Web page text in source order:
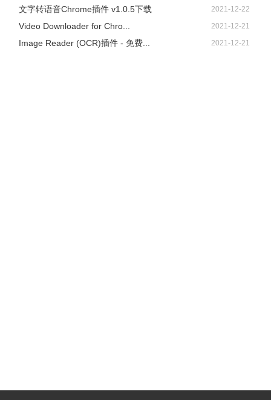
文字转语音Chrome插件 v1.0.5下载 2021-12-22
Video Downloader for Chro... 2021-12-21
Image Reader (OCR)插件 - 免费... 2021-12-21